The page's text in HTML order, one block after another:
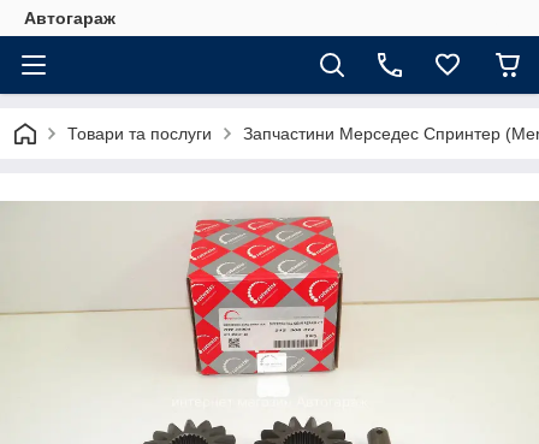
Автогараж
Товари та послуги Запчастини Мерседес Спринтер